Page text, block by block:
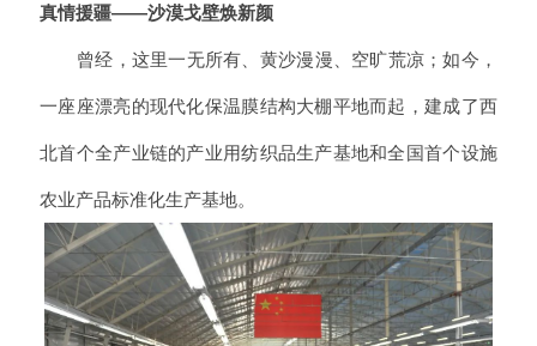
真情援疆——沙漠戈壁焕新颜
曾经，这里一无所有、黄沙漫漫、空旷荒凉；如今，
一座座漂亮的现代化保温膜结构大棚平地而起，建成了西
北首个全产业链的产业用纺织品生产基地和全国首个设施
农业产品标准化生产基地。